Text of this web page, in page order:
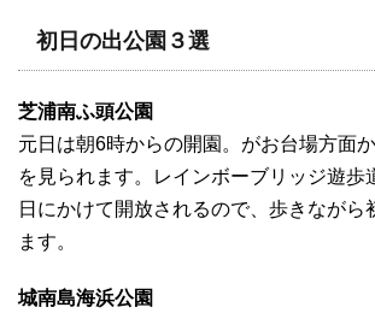
初日の出公園３選
芝浦南ふ頭公園
元日は朝6時からの開園。がお台場方面
を見られます。レインボーブリッジ遊歩
日にかけて開放されるので、歩きながら
ます。
城南島海浜公園